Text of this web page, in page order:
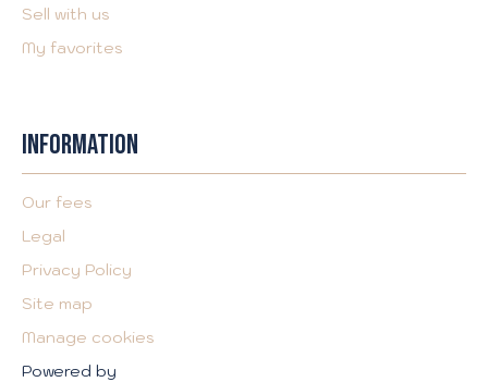
Sell with us
My favorites
INFORMATION
Our fees
Legal
Privacy Policy
Site map
Manage cookies
Powered by